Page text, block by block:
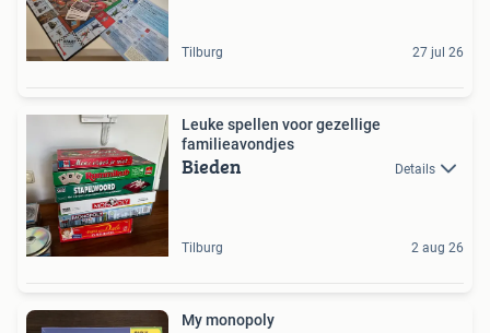
Tilburg 27 jul 26
Leuke spellen voor gezellige
familieavondjes
Bieden Details
Tilburg 2 aug 26
My monopoly